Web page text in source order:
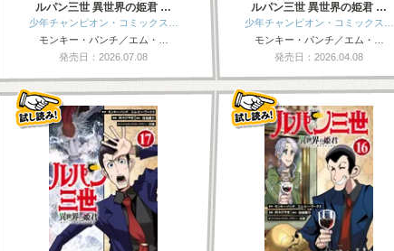
ルパン三世 異世界の姫君 …
少年チャンピオン・コミックス…
モンキー・パンチ／エム・…
発売日：2026.07.08
ルパン三世 異世界の姫君 …
少年チャンピオン・コミックス…
モンキー・パンチ／エム・…
発売日：2026.04.08